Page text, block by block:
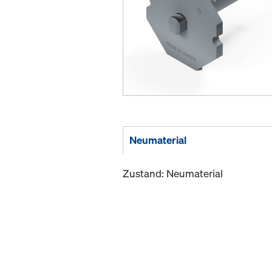
Neumaterial
Zustand: Neumaterial